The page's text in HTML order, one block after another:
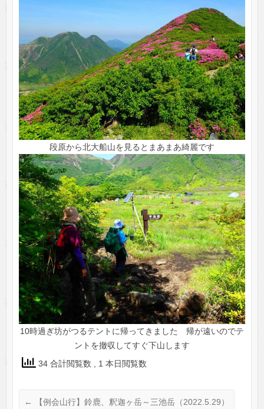
段原から北大船山を見るとまあまあ綺麗です
10時過ぎ坊がつるテントに帰ってきました 帰が遠いのでテ
ントを撤収してすぐ下山します
34 合計閲覧数
, 1 本日閲覧数
← 【例会山行】鈴鹿、釈迦ヶ岳～三池岳（2022.5.29）